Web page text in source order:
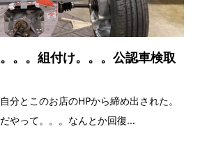
。。組付け。。。公認車検取
分とこのお店のHPから締め出された。
やって。。。なんとか回復...